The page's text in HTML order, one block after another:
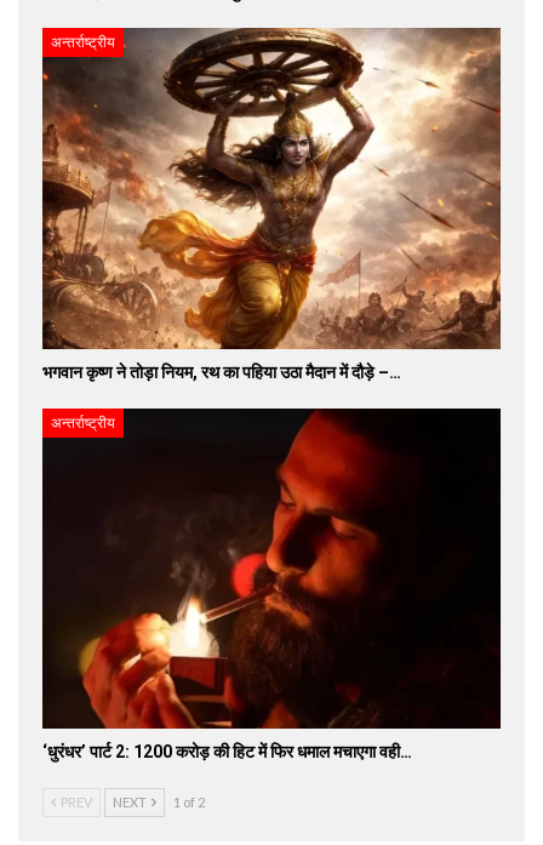
अन्तर्राष्ट्रीय
भगवान कृष्ण ने तोड़ा नियम, रथ का पहिया उठा मैदान में दौड़े –…
अन्तर्राष्ट्रीय
‘धुरंधर’ पार्ट 2: 1200 करोड़ की हिट में फिर धमाल मचाएगा वही…
PREV NEXT 1 of 2